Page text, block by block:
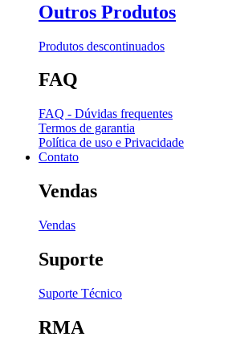
Outros Produtos
Produtos descontinuados
FAQ
FAQ - Dúvidas frequentes
Termos de garantia
Política de uso e Privacidade
Contato
Vendas
Vendas
Suporte
Suporte Técnico
RMA